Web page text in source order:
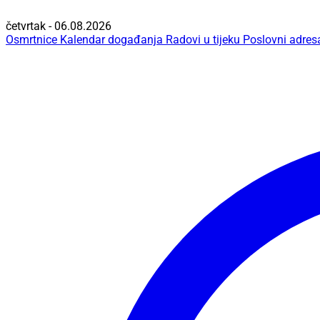
četvrtak - 06.08.2026
Osmrtnice Kalendar događanja Radovi u tijeku Poslovni